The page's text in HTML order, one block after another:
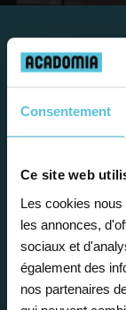
Consentement
Ce site web
Les cookies
les annonces,
sociaux et
également des
nos partenaires
Travailler
présente
avantages